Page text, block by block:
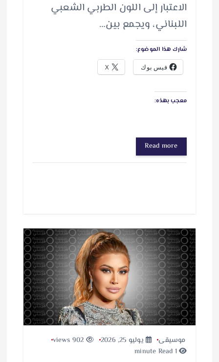
الاعتبار إلى اللون الطربي الشعبي
اللبناني، ويجمع بين…
شارك هذا الموضوع:
فيس بوك X
معجب بهذه:
Read more
موسيقى يوليو 25, 2026
1 minute Read